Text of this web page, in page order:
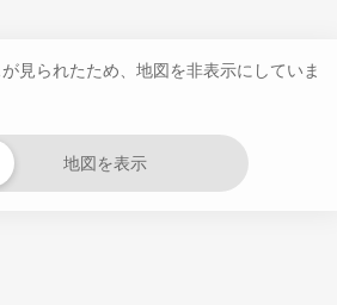
見られたため、地図を非表示にしていま
地図を表示